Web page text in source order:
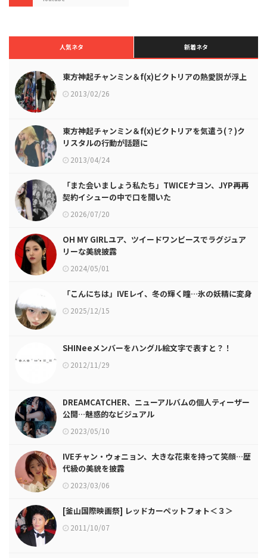
人気ネタ 新着ネタ
東方神起チャンミン＆f(x)ビクトリアの熱愛説が浮上
2013/02/26
東方神起チャンミン＆f(x)ビクトリアを気遣う(？)ク
リスタルの行動が話題に
2013/04/24
「また会いましょう私たち」TWICEナヨン、JYP再再
契約イシューの中で口を開いた
2026/07/20
OH MY GIRLユア、ツイードワンピースでラグジュア
リーな美貌披露
2024/05/01
「こんにちは」IVEレイ、冬の輝く瞳…氷の妖精に変身
2025/12/15
SHINeeメンバーをハングル絵文字で表すと？！
2012/11/29
DREAMCATCHER、ニューアルバムの個人ティーザー
公開…魅惑的なビジュアル
2023/05/10
IVEチャン・ウォニョン、大きな花束を持って笑顔…歴
代級の美貌を披露
2023/03/06
[釜山国際映画祭] レッドカーペットフォト＜３＞
2011/10/07